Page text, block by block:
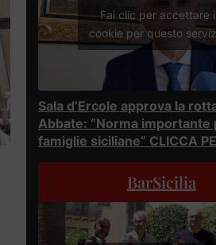
Fai clic per accettare i
cookie per questo
Sala d’Ercole approva la
Abbate: “Norma importante
famiglie siciliane” CLICCA
BarSicilia